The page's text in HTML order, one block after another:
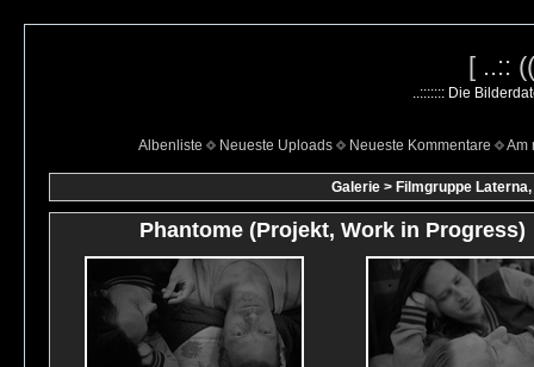
[ ..::
..::::::: Die
Albenliste Neueste Uploads Neueste Kommentare Am
Galerie > Filmgruppe
Phantome (Projekt, Work in Progress)